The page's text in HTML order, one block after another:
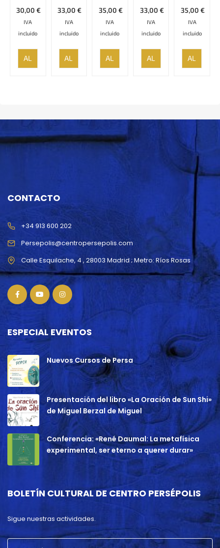
€
30,00
IVA
incluido
AL
CARRITO
€
33,00
IVA
incluido
AL
CARRITO
€
35,00
IVA
incluido
AL
CARRITO
€
33,00
IVA
incluido
AL
CARRITO
€
35,00
IVA
incluido
AL
CARRITO
CONTACTO
Persepolis@centropersepolis.com
+34 913 600 202
ESPECIAL EVENTOS
Nuevos Cursos de Persa
Presentación del libro «La Oración de Sun Shi»
de Miguel Berzal de Miguel
Conferencia: «René Daumal: La metafísica
experimental, ser eterno a querer durar»
BOLETÍN CULTURAL DE CENTRO PERSÉPOLIS
Sigue nuestras actividades.